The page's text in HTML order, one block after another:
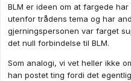
BLM er ideen om at fargede
utenfor trådens tema og har
gjerningspersonen var farget
det null forbindelse til BLM.
Som analogi, vi vet heller ikke
han postet ting fordi det